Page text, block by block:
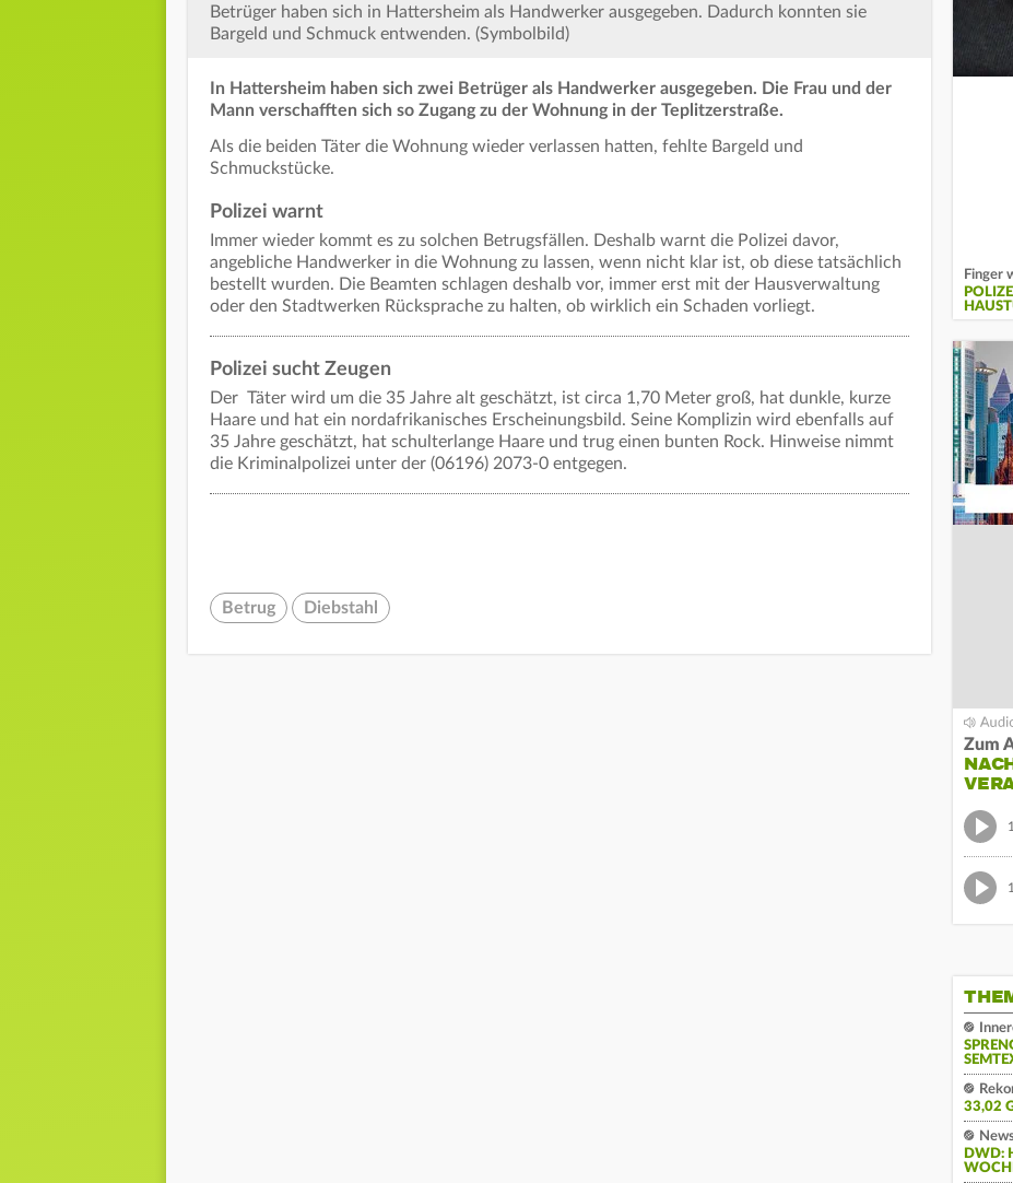
Betrüger haben sich in Hattersheim als Handwerker ausgegeben. Dadurch konnten sie
Bargeld und Schmuck entwenden. (Symbolbild)
In Hattersheim haben sich zwei Betrüger als Handwerker ausgegeben. Die Frau und der
Mann verschafften sich so Zugang zu der Wohnung in der Teplitzerstraße.
Als die beiden Täter die Wohnung wieder verlassen hatten, fehlte Bargeld und
Schmuckstücke.
Polizei warnt
Immer wieder kommt es zu solchen Betrugsfällen. Deshalb warnt die Polizei davor,
angebliche Handwerker in die Wohnung zu lassen, wenn nicht klar ist, ob diese tatsächlich
bestellt wurden. Die Beamten schlagen deshalb vor, immer erst mit der Hausverwaltung
oder den Stadtwerken Rücksprache zu halten, ob wirklich ein Schaden vorliegt.
Polizei sucht Zeugen
Der Täter wird um die 35 Jahre alt geschätzt, ist circa 1,70 Meter groß, hat dunkle, kurze
Haare und hat ein nordafrikanisches Erscheinungsbild. Seine Komplizin wird ebenfalls auf
35 Jahre geschätzt, hat schulterlange Haare und trug einen bunten Rock. Hinweise nimmt
die Kriminalpolizei unter der (06196) 2073-0 entgegen.
Betrug Diebstahl
Finger
Zum
33,02
DWD: